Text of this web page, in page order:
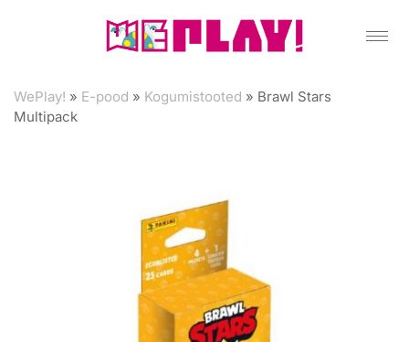
WePlay! » E-pood » Kogumistooted » Brawl Stars
Multipack